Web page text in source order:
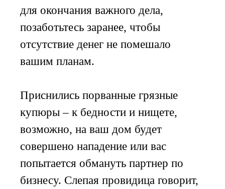
для окончания важного дела,
позаботьтесь заранее, чтобы
отсутствие денег не помешало
вашим планам.
Приснились порванные грязные
купюры – к бедности и нищете,
возможно, на ваш дом будет
совершено нападение или вас
попытается обмануть партнер по
бизнесу. Слепая провидица говорит,